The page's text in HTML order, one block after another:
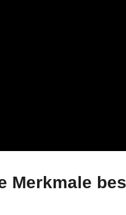
Merkmale